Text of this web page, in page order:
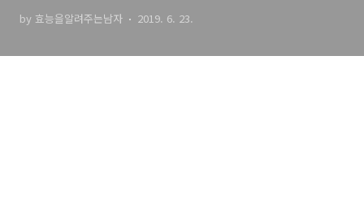
by 효능을알려주는남자 2019. 6. 23.